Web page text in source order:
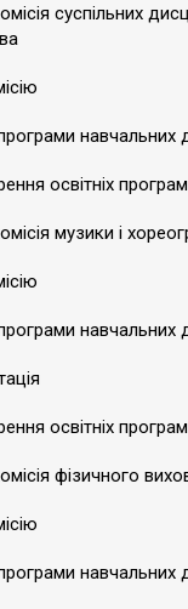
суспільних
навчальних
освітніх програм
музики і
навчальних
освітніх програм
фізичного
навчальних